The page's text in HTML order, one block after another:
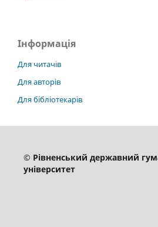
Інформація
Для читачів
Для авторів
Для бібліотекарів
© Рівненський державний
університет